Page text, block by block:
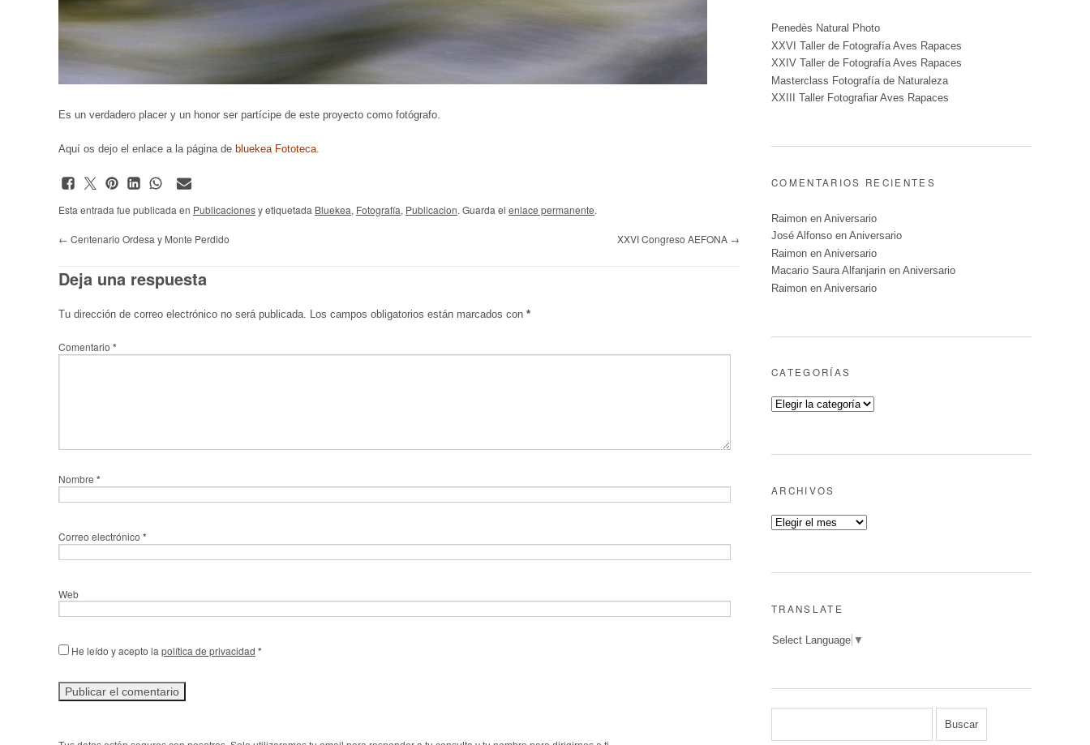
Es un verdadero placer y un honor ser partícipe de este proyecto como fotógrafo.
Aquí os dejo el enlace a la página de bluekea Fototeca.
Esta entrada fue publicada en Publicacionesy etiquetada Bluekea, Fotografía, Publicacion. Guarda el enlace permanente.
← Centenario Ordesa y Monte Perdido XXVI Congreso AEFONA →
Deja una respuesta
Tu dirección de correo electrónico no será publicada. Los campos obligatorios están marcados con *
Comentario *
Nombre *
Correo electrónico *
Web
He leído y acepto la política de privacidad *
Penedès Natural Photo
XXVI Taller de Fotografía Aves Rapaces
XXIV Taller de Fotografía Aves Rapaces
Masterclass Fotografía de Naturaleza
XXIII Taller Fotografiar Aves Rapaces
COMENTARIOS RECIENTES
Raimon en Aniversario
José Alfonso en Aniversario
Raimon en Aniversario
Macario Saura Alfanjarin en Aniversario
Raimon en Aniversario
CATEGORÍAS
ARCHIVOS
TRANSLATE
Select Language ▼